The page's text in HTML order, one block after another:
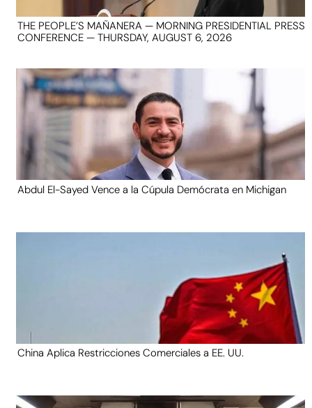
THE PEOPLE’S MAÑANERA — MORNING PRESIDENTIAL PRESS
CONFERENCE — THURSDAY, AUGUST 6, 2026
Abdul El-Sayed Vence a la Cúpula Demócrata en Michigan
China Aplica Restricciones Comerciales a EE. UU.